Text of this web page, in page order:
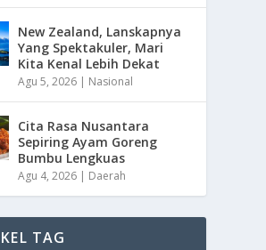
New Zealand, Lanskapnya
Yang Spektakuler, Mari
Kita Kenal Lebih Dekat
Agu 5, 2026 | Nasional
Cita Rasa Nusantara
Sepiring Ayam Goreng
Bumbu Lengkuas
Agu 4, 2026 | Daerah
TAG